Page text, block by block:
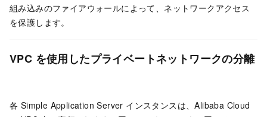
組み込みのファイアウォールによって、ネットワークアクセス
を保護します。
VPC を使用したプライベートネットワークの分離
各 Simple Application Server インスタンスは、Alibaba Cloud